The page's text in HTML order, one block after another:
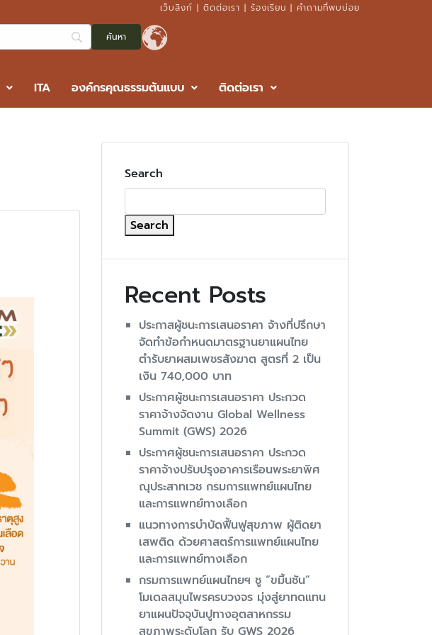
เว็บลิงก์ | ติดต่อเรา | ร้องเรียน | คำถามที่พบบ่อย
ITA องค์กรคุณธรรมต้นแบบ ติดต่อเรา
Search
Search
Recent Posts
ประกาสผู้ชนะการเสนอราคา จ้างที่ปรึกษา
จัดทำข้อกำหนดมาตรฐานยาแผนไทย
ตำรับยาผสมเพชรสังฆาต สูตรที่ 2 เป็น
เงิน 740,000 บาท
ประกาศผู้ชนะการเสนอราคา ประกวด
ราคาจ้างจัดงาน Global Wellness
Summit (GWS) 2026
ประกาศผู้ชนะการเสนอราคา ประกวด
ราคาจ้างปรับปรุงอาคารเรือนพระยาพิศ
ณุประสาทเวช กรมการแพทย์แผนไทย
และการแพทย์ทางเลือก
แนวทางการบำบัดฟื้นฟูสุขภาพ ผู้ติดยา
เสพติด ด้วยศาสตร์การแพทย์แผนไทย
และการแพทย์ทางเลือก
กรมการแพทย์แผนไทยฯ ชู “ขมิ้นชัน”
โมเดลสมุนไพรครบวงจร มุ่งสู่ยาทดแทน
ยาแผนปัจจุบันปูทางอุตสาหกรรม
สุขภาพระดับโลก รับ GWS 2026